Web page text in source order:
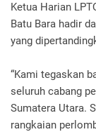
Ketua Harian
Batu Bara hadir
yang
“Kami tegaskan
seluruh cabang
Sumatera Utara.
rangkaian